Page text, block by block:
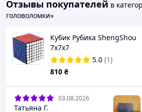
Отзывы покупателей в
головоломки»
Кубик Рубика ShengShou
7x7x7
5.0 (1)
810 ₴
03.08.2026
Татьяна Г.